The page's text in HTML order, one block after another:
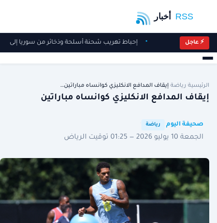
⚡ عاجل إحباط تهريب شحنة أسلحة وذخائر من سوريا إلى
الرئيسية رياضة إيقاف المدافع الانكليزي كوانساه مباراتين…
إيقاف المدافع الانكليزي كوانساه مباراتين
صحيفة اليوم رياضة
الجمعة 10 يوليو 2026 — 01:25 توقيت الرياض